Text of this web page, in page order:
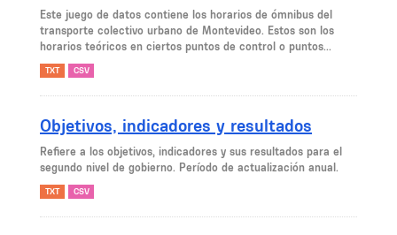
Este juego de datos contiene los horarios de ómnibus del
transporte colectivo urbano de Montevideo. Estos son los
horarios teóricos en ciertos puntos de control o puntos...
TXT CSV
Objetivos, indicadores y resultados
Refiere a los objetivos, indicadores y sus resultados para el
segundo nivel de gobierno. Período de actualización anual.
TXT CSV